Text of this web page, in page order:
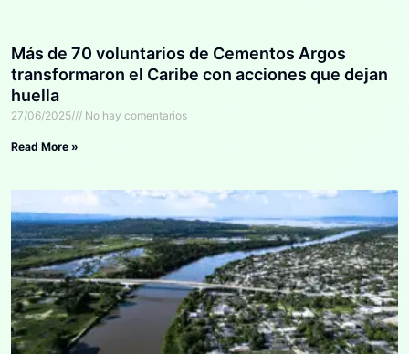
Más de 70 voluntarios de Cementos Argos
transformaron el Caribe con acciones que dejan
huella
27/06/2025 No hay comentarios
Read More »